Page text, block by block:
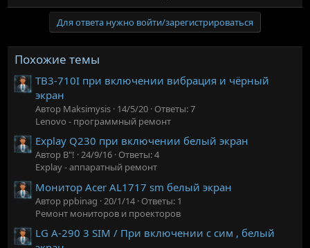
Для ответа нужно войти/зарегистрироваться
Похожие темы
TB3-710I при включении вибрация и чёрный
экран
Автор Maksimysis 14/5/20 Ответы: 7
Lenovo - программный ремонт
Explay Q230 при включении белый экран
Автор В"! 24/9/16 Ответы: 4
Explay - аппаратный ремонт
Монитор Acer AL1717 sm белый экран
Автор ppbinag 20/1/14 Ответы: 1
Ремонт мониторов и проекторов
LG A-290 3 SIM / При включении с сим , белый